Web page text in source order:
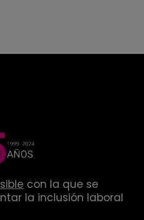
con la que se
la inclusión laboral